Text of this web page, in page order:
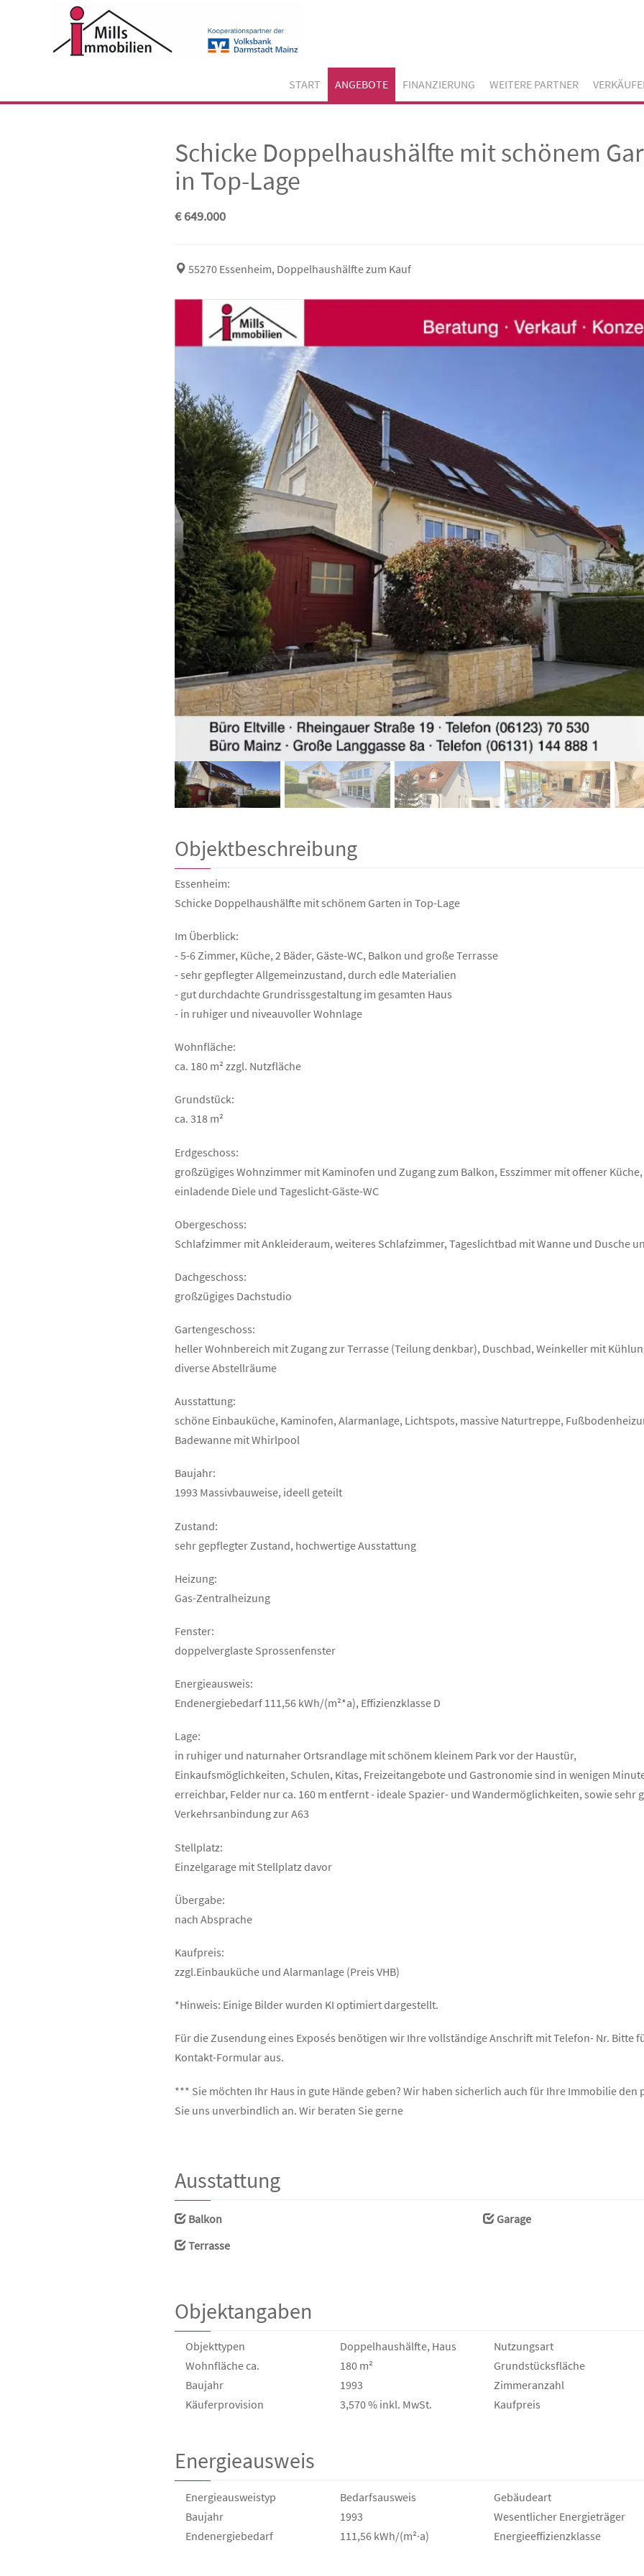
START ANGEBOTE FINANZIERUNG WEITERE PARTNER
Schicke Doppelhaushälfte mit schönem
in Top-Lage
€ 649.000
55270 Essenheim, Doppelhaushälfte zum Kauf
Objektbeschreibung
Essenheim:
Schicke Doppelhaushälfte mit schönem Garten in Top-Lage
Im Überblick:
- 5-6 Zimmer, Küche, 2 Bäder, Gäste-WC, Balkon und große Terrasse
- sehr gepflegter Allgemeinzustand, durch edle Materialien
- gut durchdachte Grundrissgestaltung im gesamten Haus
- in ruhiger und niveauvoller Wohnlage
Wohnfläche:
ca. 180 m² zzgl. Nutzfläche
Grundstück:
ca. 318 m²
Erdgeschoss:
großzügiges Wohnzimmer mit Kaminofen und Zugang zum Balkon, Esszimmer mit offener Küche,
einladende Diele und Tageslicht-Gäste-WC
Obergeschoss:
Schlafzimmer mit Ankleideraum, weiteres Schlafzimmer, Tageslichtbad mit Wanne und Dusche
Dachgeschoss:
großzügiges Dachstudio
Gartengeschoss:
heller Wohnbereich mit Zugang zur Terrasse (Teilung denkbar), Duschbad, Weinkeller mit
diverse Abstellräume
Ausstattung:
schöne Einbauküche, Kaminofen, Alarmanlage, Lichtspots, massive Naturtreppe,
Badewanne mit Whirlpool
Baujahr:
1993 Massivbauweise, ideell geteilt
Zustand:
sehr gepflegter Zustand, hochwertige Ausstattung
Heizung:
Gas-Zentralheizung
Fenster:
doppelverglaste Sprossenfenster
Energieausweis:
Endenergiebedarf 111,56 kWh/(m²*a), Effizienzklasse D
Lage:
in ruhiger und naturnaher Ortsrandlage mit schönem kleinem Park vor der Haustür,
Einkaufsmöglichkeiten, Schulen, Kitas, Freizeitangebote und Gastronomie sind in wenigen
erreichbar, Felder nur ca. 160 m entfernt - ideale Spazier- und Wandermöglichkeiten, sowie sehr
Verkehrsanbindung zur A63
Stellplatz:
Einzelgarage mit Stellplatz davor
Übergabe:
nach Absprache
Kaufpreis:
zzgl.Einbauküche und Alarmanlage (Preis VHB)
*Hinweis: Einige Bilder wurden KI optimiert dargestellt.
Für die Zusendung eines Exposés benötigen wir Ihre vollständige Anschrift mit Telefon- Nr. Bitte
Kontakt-Formular aus.
*** Sie möchten Ihr Haus in gute Hände geben? Wir haben sicherlich auch für Ihre Immobilie den
Sie uns unverbindlich an. Wir beraten Sie gerne
Ausstattung
Balkon
Garage
Terrasse
Objektangaben
Objekttypen Doppelhaushälfte, Haus Nutzungsart
Wohnfläche ca.
180 m² Grund­stücks­fläche
Baujahr
1993 Zimmeranzahl
Käufer­provision
3,570 % inkl. MwSt. Kaufpreis
Energieausweis
Energieausweistyp Bedarfs­ausweis Gebäudeart
Baujahr
1993 Wesentlicher Energieträger
Endenergie­bedarf
111,56 kWh/(m²·a) Energie­effizienz­klasse